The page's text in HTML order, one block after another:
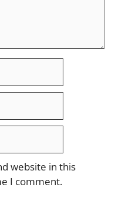
website in this
I comment.